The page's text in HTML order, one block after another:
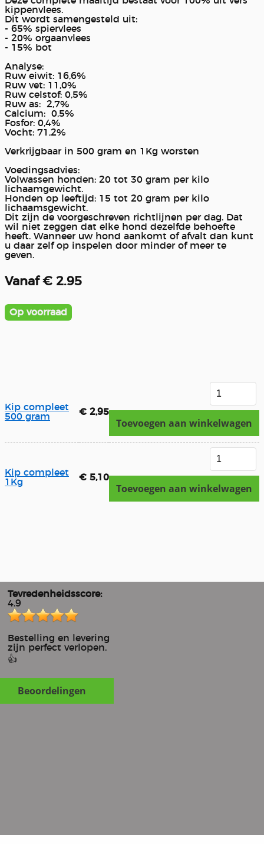
Tevredenheidsscore:
4.9
Bestelling en levering
zijn perfect verlopen.
👍
Beoordelingen
kippenvlees.
Dit wordt samengesteld uit:
- 65% spiervlees
- 20% orgaanvlees
- 15% bot
Analyse:
Ruw eiwit: 16,6%
Ruw vet: 11,0%
Ruw celstof: 0,5%
Ruw as: 2,7%
Calcium: 0,5%
Fosfor: 0,4%
Vocht: 71,2%
Verkrijgbaar in 500 gram en 1Kg worsten
Voedingsadvies:
Volwassen honden: 20 tot 30 gram per kilo
lichaamgewicht.
Honden op leeftijd: 15 tot 20 gram per kilo
lichaamsgewicht.
Dit zijn de voorgeschreven richtlijnen per dag. Dat
wil niet zeggen dat elke hond dezelfde behoefte
heeft. Wanneer uw hond aankomt of afvalt dan kunt
u daar zelf op inspelen door minder of meer te
geven.
Vanaf € 2.95
Op voorraad
Kip compleet
500 gram
€ 2,95
Toevoegen aan winkelwagen
Kip compleet
1Kg
€ 5,10
Toevoegen aan winkelwagen